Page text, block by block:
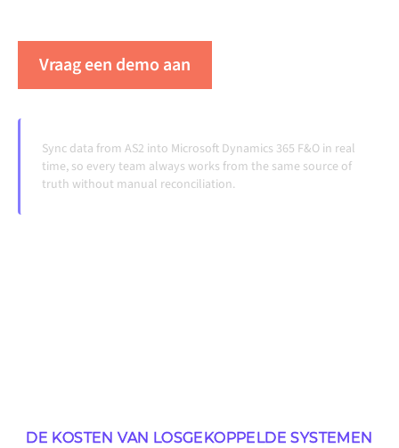
Vraag een demo aan
Sync data from AS2 into Microsoft Dynamics 365 F&O in real
time, so every team always works from the same source of
truth without manual reconciliation.
DE KOSTEN VAN LOSGEKOPPELDE SYSTEMEN